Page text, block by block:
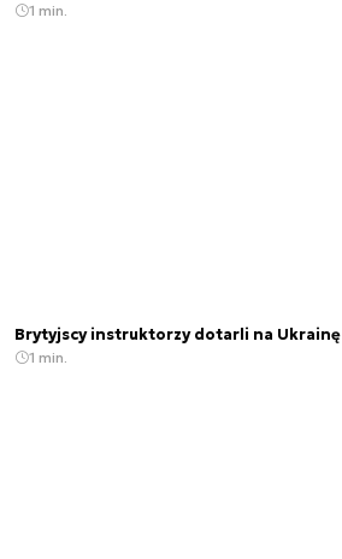
1 min.
Brytyjscy instruktorzy dotarli na Ukrainę
1 min.